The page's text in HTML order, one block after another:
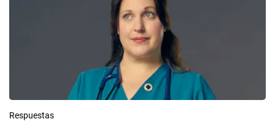
Respuestas